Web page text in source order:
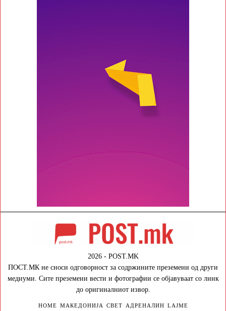
2026 - POST.MK
ПОСТ.МК не сноси одговорност за содржините преземени од други
медиуми. Сите преземени вести и фотографии се објавуваат со линк
до оригиналниот извор.
HOME МАКЕДОНИЈА СВЕТ АДРЕНАЛИН LAJME